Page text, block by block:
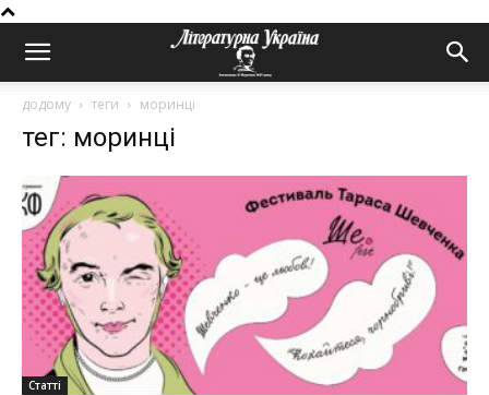
додому теги моринці
тег: моринці
Статті